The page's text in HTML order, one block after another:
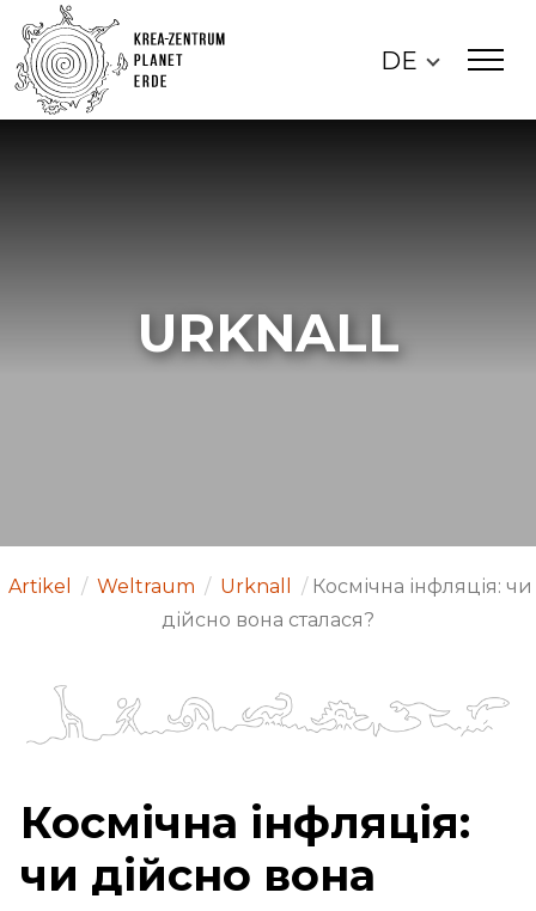
DE
URKNALL
Artikel / Weltraum / Urknall / Космічна інфляція: чи
дійсно вона сталася?
Космічна інфляція:
чи дійсно вона